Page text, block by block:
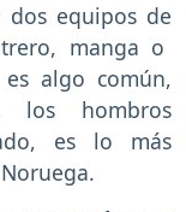
equipos de
manga o
algo común,
los hombros
es lo más